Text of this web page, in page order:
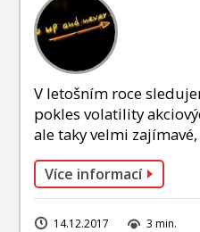
V letošním roce
pokles volatility
ale taky velmi zajímavé,
Více informací
14.12.2017 3 min.